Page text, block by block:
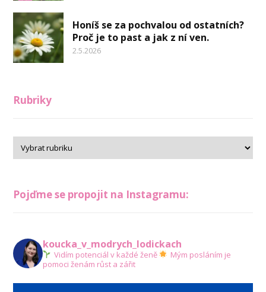
Honíš se za pochvalou od ostatních?
Proč je to past a jak z ní ven.
2.5.2026
Rubriky
Pojďme se propojit na Instagramu:
koucka_v_modrych_lodickach
Vidím potenciál v každé ženě
Mým posláním je
pomoci ženám růst a zářit